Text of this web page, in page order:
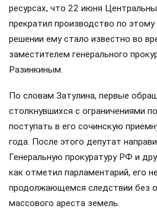
ресурсах, что 22 июня
прекратил производство по
решении ему стало известно во
заместителем генерального
Разинкиным.
По словам Затулина, первые
столкнувшихся с ограничениями
поступать в его сочинскую
года. После этого депутат
Генеральную прокуратуру РФ и
как отметил парламентарий, его
продолжающемся следствии без
массового ареста земель.